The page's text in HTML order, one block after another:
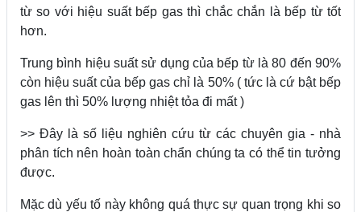
từ so với hiệu suất bếp gas thì chắc chắn là bếp từ tốt
hơn.
Trung bình hiệu suất sử dụng của bếp từ là 80 đến 90%
còn hiệu suất của bếp gas chỉ là 50% ( tức là cứ bật bếp
gas lên thì 50% lượng nhiệt tỏa đi mất )
>> Đây là số liệu nghiên cứu từ các chuyên gia - nhà
phân tích nên hoàn toàn chẩn chúng ta có thể tin tưởng
được.
Mặc dù yếu tố này không quá thực sự quan trọng khi so